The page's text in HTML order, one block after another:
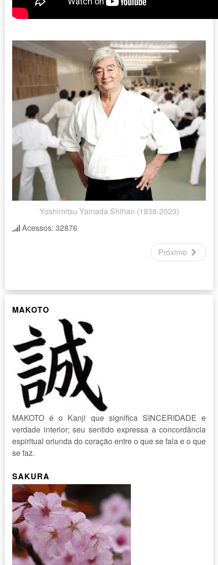
Yoshimitsu Yamada Shihan (1938-2023)
Acessos: 32876
Próximo
MAKOTO
MAKOTO é o Kanji que significa SINCERIDADE e
verdade interior; seu sentido expressa a concordância
espiritual oriunda do coração entre o que se fala e o que
se faz.
SAKURA